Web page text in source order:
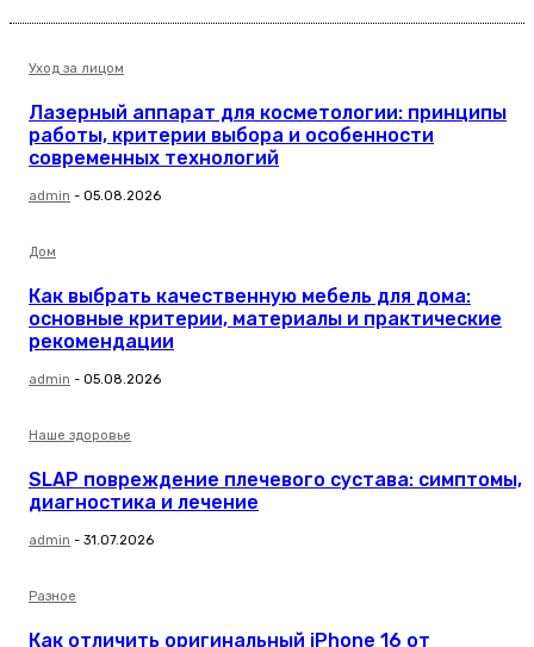
Уход за лицом
Лазерный аппарат для косметологии: принципы
работы, критерии выбора и особенности
современных технологий
admin - 05.08.2026
Дом
Как выбрать качественную мебель для дома:
основные критерии, материалы и практические
рекомендации
admin - 05.08.2026
Наше здоровье
SLAP повреждение плечевого сустава: симптомы,
диагностика и лечение
admin - 31.07.2026
Разное
Как отличить оригинальный iPhone 16 от